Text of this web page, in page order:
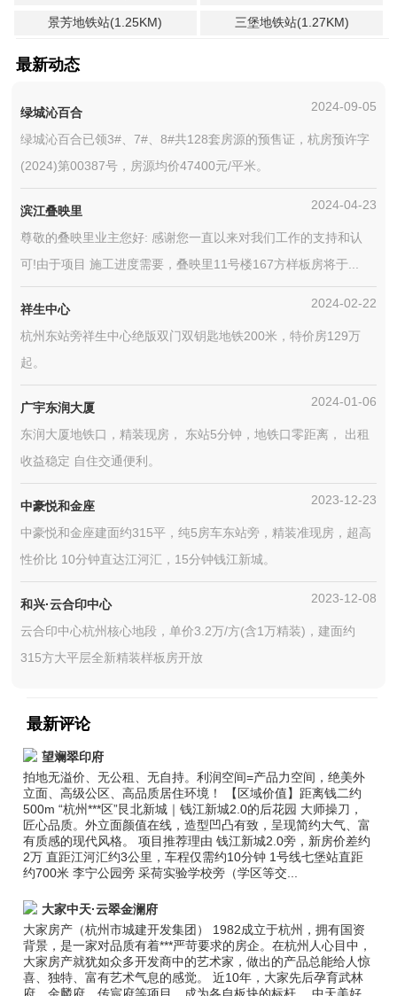
景芳地铁站(1.25KM) 三堡地铁站(1.27KM)
最新动态
绿城沁百合 2024-09-05
绿城沁百合已领3#、7#、8#共128套房源的预售证，杭房预许字
(2024)第00387号，房源均价47400元/平米。
滨江叠映里 2024-04-23
尊敬的叠映里业主您好: 感谢您一直以来对我们工作的支持和认
可!由于项目 施工进度需要，叠映里11号楼167方样板房将于...
祥生中心 2024-02-22
杭州东站旁祥生中心绝版双门双钥匙地铁200米，特价房129万
起。
广宇东润大厦 2024-01-06
东润大厦地铁口，精装现房， 东站5分钟，地铁口零距离， 出租
收益稳定 自住交通便利。
中豪悦和金座 2023-12-23
中豪悦和金座建面约315平，纯5房车东站旁，精装准现房，超高
性价比 10分钟直达江河汇，15分钟钱江新城。
和兴·云合印中心 2023-12-08
云合印中心杭州核心地段，单价3.2万/方(含1万精装)，建面约
315方大平层全新精装样板房开放
最新评论
望斓翠印府
拍地无溢价、无公租、无自持。利润空间=产品力空间，绝美外
立面、高级公区、高品质居住环境！ 【区域价值】距离钱二约
500m “杭州***区”艮北新城｜钱江新城2.0的后花园 大师操刀，
匠心品质。外立面颜值在线，造型凹凸有致，呈现简约大气、富
有质感的现代风格。 项目推荐理由 钱江新城2.0旁，新房价差约
2万 直距江河汇约3公里，车程仅需约10分钟 1号线七堡站直距
约700米 李宁公园旁 采荷实验学校旁（学区等交...
大家中天·云翠金澜府
大家房产（杭州市城建开发集团） 1982成立于杭州，拥有国资
背景，是一家对品质有着***严苛要求的房企。在杭州人心目中，
大家房产就犹如众多开发商中的艺术家，做出的产品总能给人惊
喜、独特、富有艺术气息的感觉。 近10年，大家先后孕育武林